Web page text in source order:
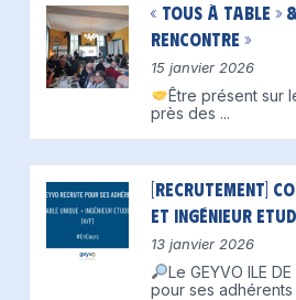
« Tous à table »
Rencontre »
15 janvier 2026
Être présent sur
près des ...
[Recrutement]
et Ingénieur
13 janvier 2026
Le GEYVO ILE
pour ses adhérents